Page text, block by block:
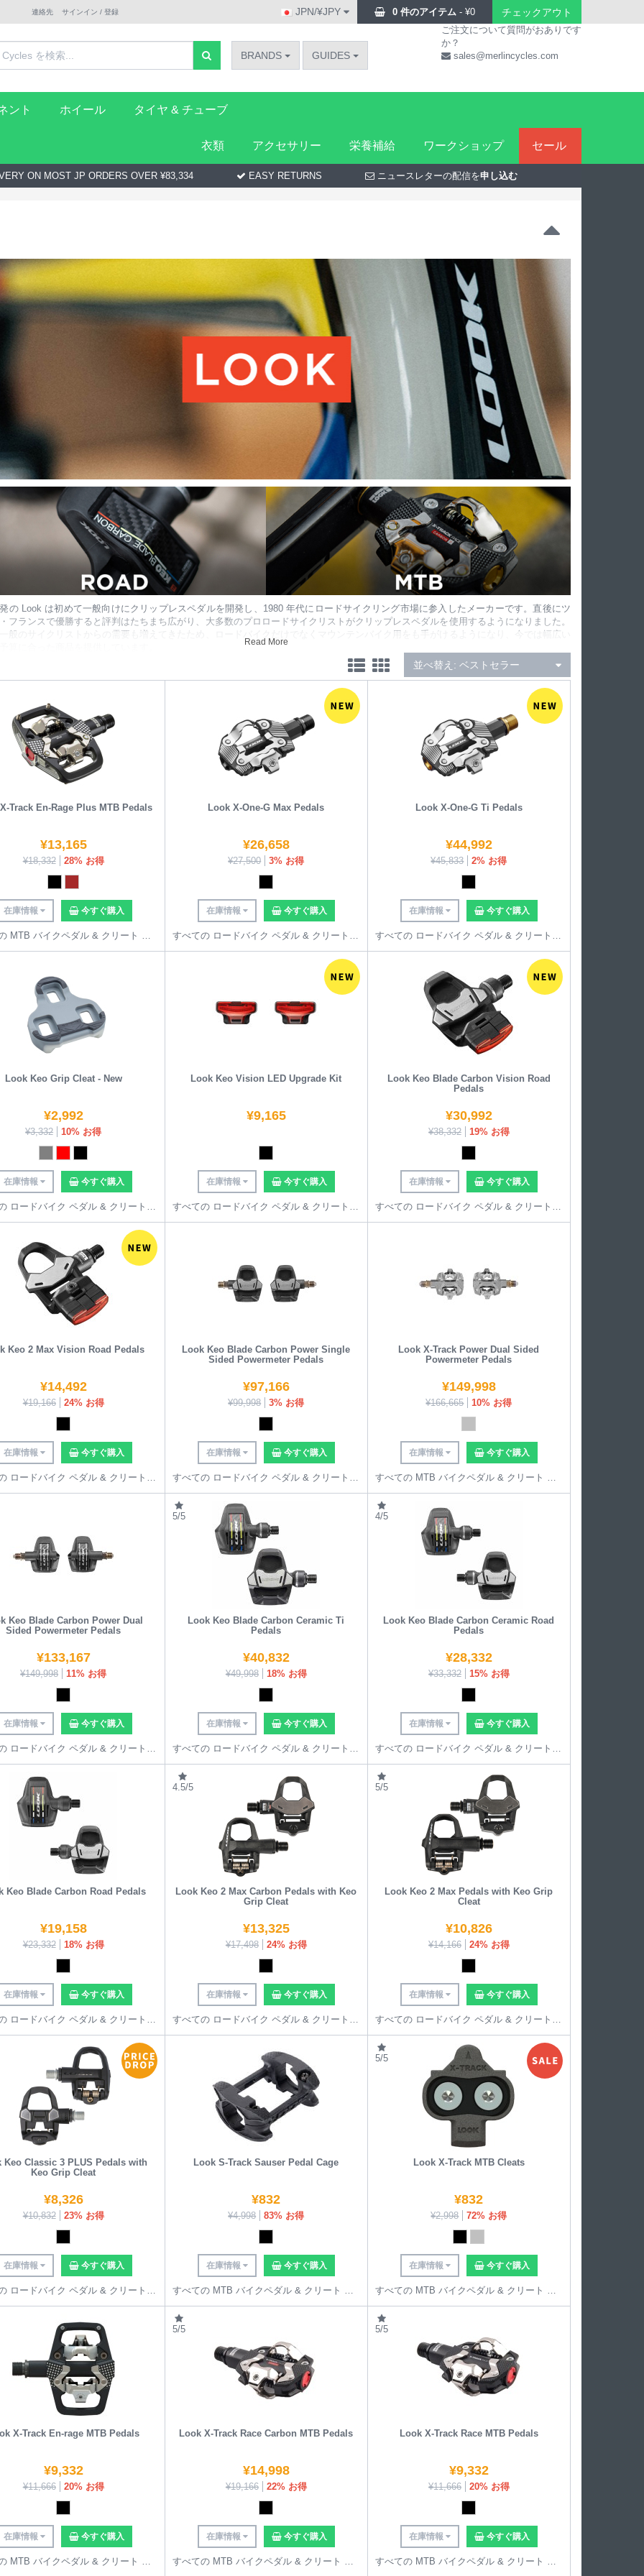
連絡先 サインイン / 登録 0 件のアイテム - ¥0 チェックアウト
JPN/¥JPY
BRANDS GUIDES
ご注文について質問がおありです
か？
sales@merlincycles.com
ント ホイール タイヤ & チューブ
衣類 アクセサリー 栄養補給 ワークショップ セール
ON MOST JP ORDERS OVER ¥83,334 EASY RETURNS ニュースレターの配信を申し込む
の Look は初めて一般向けにクリップレスペダルを開発し、1980 年代にロードサイクリング市場に参入したメーカーです。直後にツ
フランスで優勝すると評判はたちまち広がり、大多数のプロロードサイクリストがクリップレスペダルを使用するようになりました。
般のサイクリストからの需要も増えてきたため、ロードバイクだけでなくマウンテンバイク用をも手がけるようになり、今では幅広い
ボンファイバー製のロード/マウンテン/トラック用サイクルフレームも開発しています。Look は複数のプロチームのスポンサーを務
スのトラックレース代表チームのフレームサプライヤーとして長期にわたって採用されています。
Read More
並べ替え: ベストセラー
Track En-Rage Plus MTB Pedals
¥13,165
¥18,332 28% お得
在庫情報 今すぐ購入
すべての MTB バイクペダル & クリート を見る
Look X-One-G Max Pedals
¥26,658
¥27,500 3% お得
在庫情報 今すぐ購入
すべての ロードバイク ペダル & クリート を見る
Look X-One-G Ti Pedals
¥44,992
¥45,833 2% お得
在庫情報 今すぐ購入
すべての ロードバイク ペダル & クリート を見る
Look Keo Grip Cleat - New
¥2,992
¥3,332 10% お得
在庫情報 今すぐ購入
すべての ロードバイク ペダル & クリート を見る
Look Keo Vision LED Upgrade Kit
¥9,165
在庫情報 今すぐ購入
すべての ロードバイク ペダル & クリート を見る
Look Keo Blade Carbon Vision Road
Pedals
¥30,992
¥38,332 19% お得
在庫情報 今すぐ購入
すべての ロードバイク ペダル & クリート を見る
Keo 2 Max Vision Road Pedals
¥14,492
¥19,166 24% お得
在庫情報 今すぐ購入
すべての ロードバイク ペダル & クリート を見る
Look Keo Blade Carbon Power Single
Sided Powermeter Pedals
¥97,166
¥99,998 3% お得
在庫情報 今すぐ購入
すべての ロードバイク ペダル & クリート を見る
Look X-Track Power Dual Sided
Powermeter Pedals
¥149,998
¥166,665 10% お得
在庫情報 今すぐ購入
すべての MTB バイクペダル & クリート を見る
Keo Blade Carbon Power Dual
Sided Powermeter Pedals
¥133,167
¥149,998 11% お得
在庫情報 今すぐ購入
すべての ロードバイク ペダル & クリート を見る
5/5
Look Keo Blade Carbon Ceramic Ti
Pedals
¥40,832
¥49,998 18% お得
在庫情報 今すぐ購入
すべての ロードバイク ペダル & クリート を見る
4/5
Look Keo Blade Carbon Ceramic Road
Pedals
¥28,332
¥33,332 15% お得
在庫情報 今すぐ購入
すべての ロードバイク ペダル & クリート を見る
Keo Blade Carbon Road Pedals
¥19,158
¥23,332 18% お得
在庫情報 今すぐ購入
すべての ロードバイク ペダル & クリート を見る
4.5/5
Look Keo 2 Max Carbon Pedals with Keo
Grip Cleat
¥13,325
¥17,498 24% お得
在庫情報 今すぐ購入
すべての ロードバイク ペダル & クリート を見る
5/5
Look Keo 2 Max Pedals with Keo Grip
Cleat
¥10,826
¥14,166 24% お得
在庫情報 今すぐ購入
すべての ロードバイク ペダル & クリート を見る
Keo Classic 3 PLUS Pedals with
Keo Grip Cleat
¥8,326
¥10,832 23% お得
在庫情報 今すぐ購入
すべての ロードバイク ペダル & クリート を見る
Look S-Track Sauser Pedal Cage
¥832
¥4,998 83% お得
在庫情報 今すぐ購入
すべての MTB バイクペダル & クリート を見る
5/5
Look X-Track MTB Cleats
¥832
¥2,998 72% お得
在庫情報 今すぐ購入
すべての MTB バイクペダル & クリート を見る
X-Track En-rage MTB Pedals
¥9,332
¥11,666 20% お得
在庫情報 今すぐ購入
すべての MTB バイクペダル & クリート を見る
5/5
Look X-Track Race Carbon MTB Pedals
¥14,998
¥19,166 22% お得
在庫情報 今すぐ購入
すべての MTB バイクペダル & クリート を見る
5/5
Look X-Track Race MTB Pedals
¥9,332
¥11,666 20% お得
在庫情報 今すぐ購入
すべての MTB バイクペダル & クリート を見る